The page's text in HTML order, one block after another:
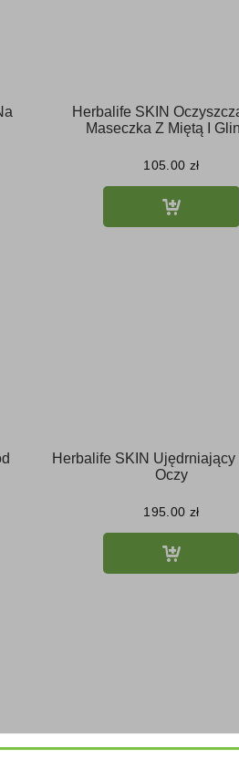
Herbalife SKIN
Maseczka Z Miętą I
105.00 zł
Herbalife SKIN Ujędrniający
Oczy
195.00 zł